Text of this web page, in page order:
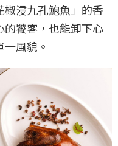
浸九孔鮑魚」的香
饕客，也能卸下心
風貌。